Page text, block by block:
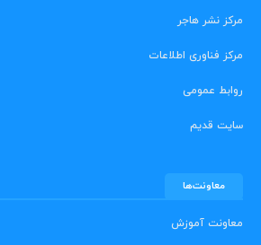
مرکز نشر هاجر
مرکز فناوری اطلاعات
روابط عمومی
سایت قدیم
معاونت‌ها
معاونت آموزش